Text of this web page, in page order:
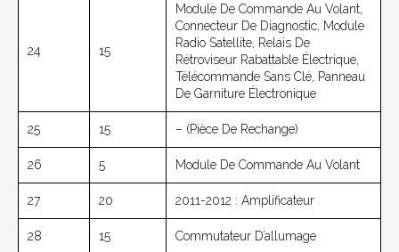
24 15
Module De Commande Au Volant,
Connecteur De Diagnostic, Module
Radio Satellite, Relais De
Rétroviseur Rabattable Électrique,
Télécommande Sans Clé, Panneau
De Garniture Électronique
25 15 – (pièce De Rechange)
26 5 Module De Commande Au Volant
27 20 2011-2012 : Amplificateur
28 15 Commutateur D’allumage